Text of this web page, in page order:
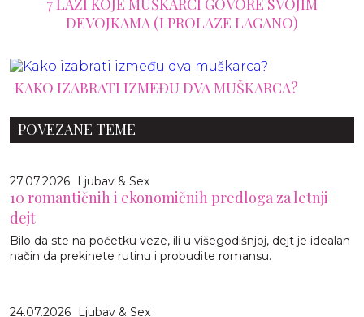
DEVOJKAMA (I PROLAZE LAGANO)
KAKO IZABRATI IZMEĐU DVA MUŠKARCA?
POVEZANE TEME
27.07.2026 Ljubav & Sex
10 romantičnih i ekonomičnih predloga za letnji
dejt
Bilo da ste na početku veze, ili u višegodišnjoj, dejt je idealan
način da prekinete rutinu i probudite romansu.
24.07.2026 Ljubav & Sex